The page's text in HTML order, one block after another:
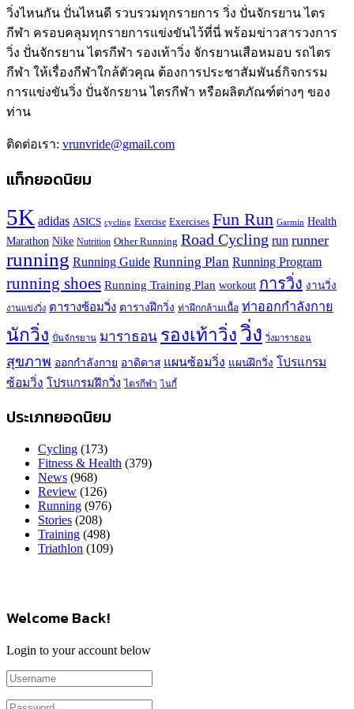
วิ่งไหนกัน ปั่นไหนดี รวบรวมทุกรายการ วิ่ง ปั่นจักรยาน ไตร
กีฬา ครอบคลุมทุกรายการแข่งขันไว้ที่นี่ พร้อมข่าวสารวงการ
วิ่ง ปั่นจักรยาน ไตรกีฬา รองเท้าวิ่ง จักรยานเสือหมอบ รถไตร
กีฬา ให้เรื่องกีฬาใกล้ตัวคุณ ต้องการประชาสัมพันธ์กิจกรรม
การแข่งขันวิ่ง ปั่นจักรยาน ไตรกีฬา หรือผลิตภัณฑ์ต่างๆ ของ
ท่าน
ติดต่อเรา: vrunvride@gmail.com
แท็กยอดนิยม
5K adidas ASICS cycling Exercise Exercises Fun Run Garmin Health
Marathon Nike Nutrition Other Running Road Cycling run runner
running Running Guide Running Plan Running Program
running shoes Running Training Plan workout การวิ่ง งานวิ่ง
งานแข่งวิ่ง ตารางซ้อมวิ่ง ตารางฝึกวิ่ง ท่าฝึกกล้ามเนื้อ ท่าออกกำลังกาย
นักวิ่ง ปั่นจักรยาน มาราธอน รองเท้าวิ่ง วิ่ง วิ่งมาราธอน
สุขภาพ ออกกำลังกาย อาดิดาส แผนซ้อมวิ่ง แผนฝึกวิ่ง โปรแกรม
ซ้อมวิ่ง โปรแกรมฝึกวิ่ง ไตรกีฬา ไนกี้
ประเภทยอดนิยม
Cycling (173)
Fitness & Health (379)
News (968)
Review (126)
Running (976)
Stories (208)
Training (498)
Triathlon (109)
Welcome Back!
Login to your account below